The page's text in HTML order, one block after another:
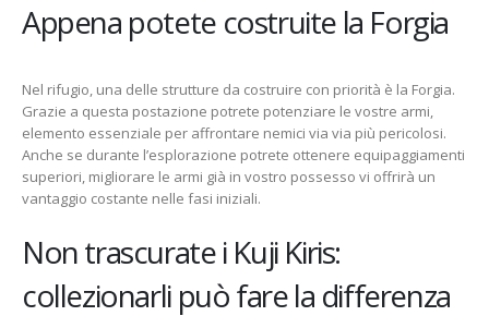
Appena potete costruite la Forgia
Nel rifugio, una delle strutture da costruire con priorità è la Forgia.
Grazie a questa postazione potrete potenziare le vostre armi,
elemento essenziale per affrontare nemici via via più pericolosi.
Anche se durante l’esplorazione potrete ottenere equipaggiamenti
superiori, migliorare le armi già in vostro possesso vi offrirà un
vantaggio costante nelle fasi iniziali.
Non trascurate i Kuji Kiris:
collezionarli può fare la differenza